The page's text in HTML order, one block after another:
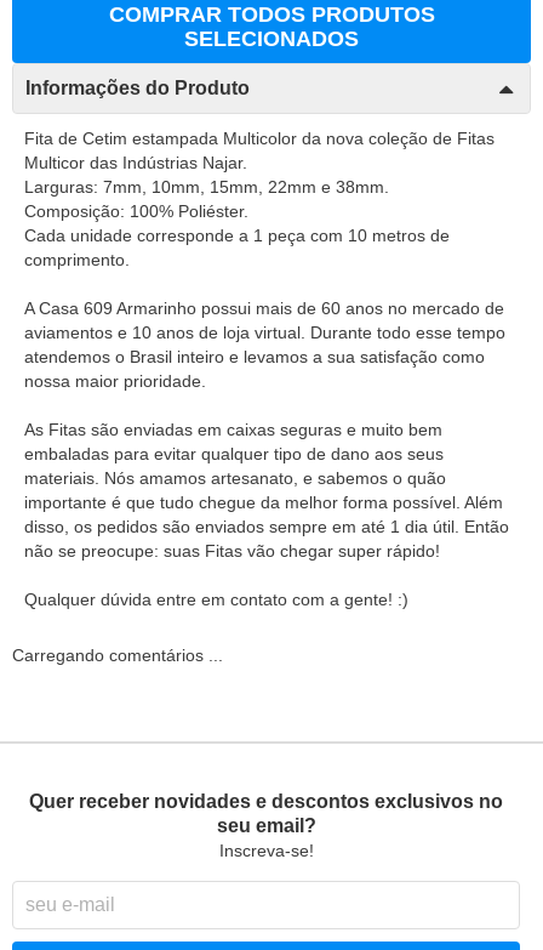
COMPRAR TODOS PRODUTOS
SELECIONADOS
Informações do Produto
Fita de Cetim estampada Multicolor da nova coleção de Fitas
Multicor das Indústrias Najar.
Larguras: 7mm, 10mm, 15mm, 22mm e 38mm.
Composição: 100% Poliéster.
Cada unidade corresponde a 1 peça com 10 metros de
comprimento.
A Casa 609 Armarinho possui mais de 60 anos no mercado de
aviamentos e 10 anos de loja virtual. Durante todo esse tempo
atendemos o Brasil inteiro e levamos a sua satisfação como
nossa maior prioridade.
As Fitas são enviadas em caixas seguras e muito bem
embaladas para evitar qualquer tipo de dano aos seus
materiais. Nós amamos artesanato, e sabemos o quão
importante é que tudo chegue da melhor forma possível. Além
disso, os pedidos são enviados sempre em até 1 dia útil. Então
não se preocupe: suas Fitas vão chegar super rápido!
Qualquer dúvida entre em contato com a gente! :)
Carregando comentários ...
Quer receber novidades e descontos exclusivos no
seu email?
Inscreva-se!